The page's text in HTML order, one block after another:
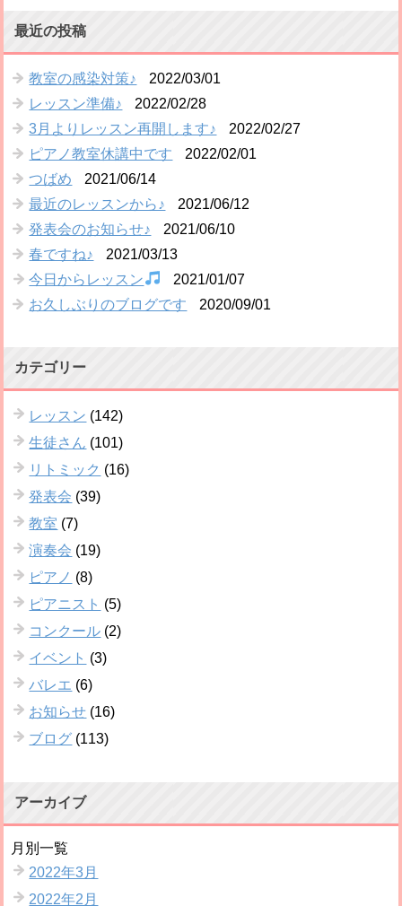
最近の投稿
教室の感染対策♪
2022/03/01
レッスン準備♪
2022/02/28
3月よりレッスン再開します♪
2022/02/27
ピアノ教室休講中です
2022/02/01
つばめ
2021/06/14
最近のレッスンから♪
2021/06/12
発表会のお知らせ♪
2021/06/10
春ですね♪
2021/03/13
今日からレッスン
2021/01/07
お久しぶりのブログです
2020/09/01
カテゴリー
レッスン (142)
生徒さん (101)
リトミック (16)
発表会 (39)
教室 (7)
演奏会 (19)
ピアノ (8)
ピアニスト (5)
コンクール (2)
イベント (3)
バレエ (6)
お知らせ (16)
ブログ (113)
アーカイブ
月別一覧
2022年3月
2022年2月